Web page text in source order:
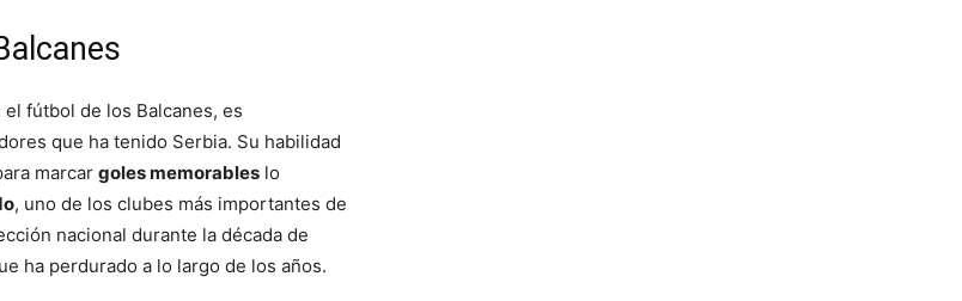
el fútbol de los Balcanes, es
que ha tenido Serbia. Su habilidad
marcar goles memorables lo
, uno de los clubes más importantes de
nacional durante la década de
ha perdurado a lo largo de los años.